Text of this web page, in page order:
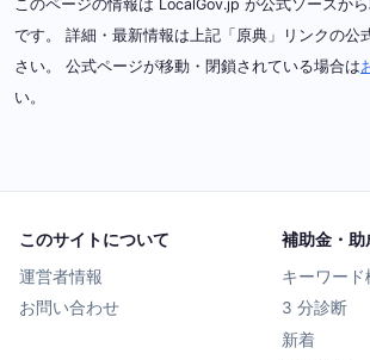
このページの情報は LocalGov.jp が公式ソースか
です。 詳細・最新情報は上記「原典」リンクの公
さい。 公式ページが移動・閉鎖されている場合は
い。
このサイトについて
運営者情報
お問い合わせ
補助金・助
キーワード
3 分診断
新着